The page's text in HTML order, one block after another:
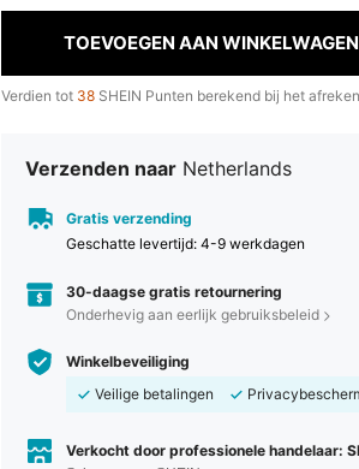
TOEVOEGEN AAN WINKELWAGEN
Verdien tot 38 SHEIN Punten berekend bij het
Verzenden naar Netherlands
Gratis verzending
Geschatte levertijd: 4-9 werkdagen
30-daagse gratis retournering
Onderhevig aan eerlijk gebruiksbeleid
Winkelbeveiliging
Veilige betalingen
Verkocht door professionele handelaar: